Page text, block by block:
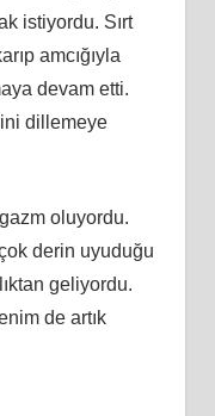
istiyordu. Sırt
amcığıyla
devam etti.
dillemeye
oluyordu.
derin uyuduğu
geliyordu.
de artık